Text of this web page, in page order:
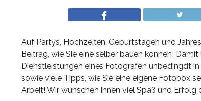
Auf Partys, Hochzeiten, Geburtstagen und
Beitrag, wie Sie eine selber bauen können!
Dienstleistungen eines Fotografen unbedingdt
sowie viele Tipps, wie Sie eine eigene Fotobox
Arbeit! Wir wünschen Ihnen viel Spaß und Erfolg